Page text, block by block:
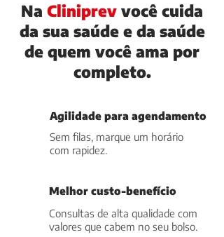
Na Cliniprev você cuida
da sua saúde e da saúde
de quem você ama por
completo.
Agilidade para agendamento
Sem filas, marque um horário
com rapidez.
Melhor custo-benefício
Consultas de alta qualidade com
valores que cabem no seu bolso.